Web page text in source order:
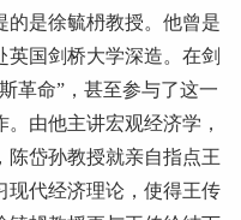
的是徐毓枬教授。他曾是
英国剑桥大学深造。在剑
革命”，甚至参与了这一
由他主讲宏观经济学，
陈岱孙教授就亲自指点王
现代经济理论，使得王传